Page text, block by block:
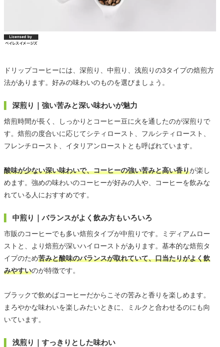
ドリップコーヒーには、深煎り、中煎り、浅煎りの3タイプの焙煎方
法があります。好みの味わいのものを選びましょう。
深煎り｜強い苦みと深い味わいが魅力
焙煎時間が長く、しっかりとコーヒー豆に火を通したのが深煎りで
す。焙煎の度合いに応じてシティロースト、フルシティロースト、
フレンチロースト、イタリアンローストとも呼ばれています。
酸味が少ない深い味わいで、コーヒーの強い苦みと高い香りが楽し
めます。強めの味わいのコーヒーが好みの人や、コーヒーを飲みな
れている人におすすめです。
中煎り｜バランスがよく飲み方もいろいろ
市販のコーヒーでも多い焙煎タイプが中煎りです。ミディアムロー
ストと、より焙煎が深いハイローストがあります。基本的な焙煎タ
イプのため苦みと酸味のバランスが取れていて、口当たりがよく飲
みやすいのが特徴です。
ブラックで飲めばコーヒーだからこその苦みと香りを楽しめます。
まろやかな味わいを楽しみたいときに、ミルクと合わせるのにも向
いています。
浅煎り｜すっきりとした味わい